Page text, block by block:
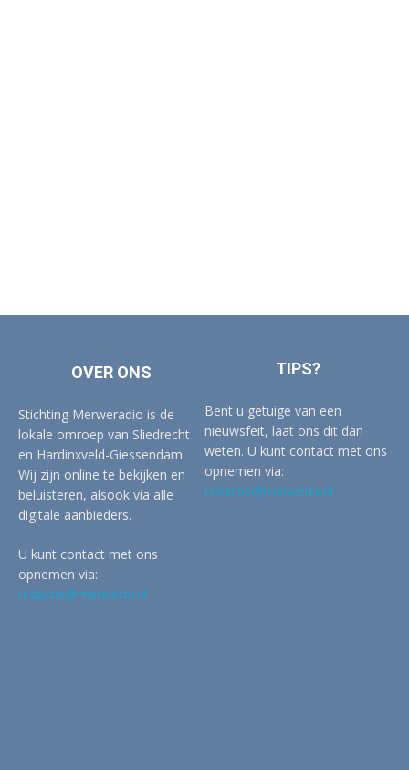
OVER ONS
Stichting Merweradio is de
lokale omroep van Sliedrecht
en Hardinxveld-Giessendam.
Wij zijn online te bekijken en
beluisteren, alsook via alle
digitale aanbieders.
U kunt contact met ons
opnemen via:
redactie@merwertv.nl
TIPS?
Bent u getuige van een
nieuwsfeit, laat ons dit dan
weten. U kunt contact met ons
opnemen via:
redactie@merwertv.nl